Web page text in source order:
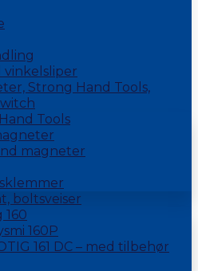
vinkelsliper
Strong Hand Tools,
Tools
magneter
boltsveiser
160
160P
161 DC – med tilbehør